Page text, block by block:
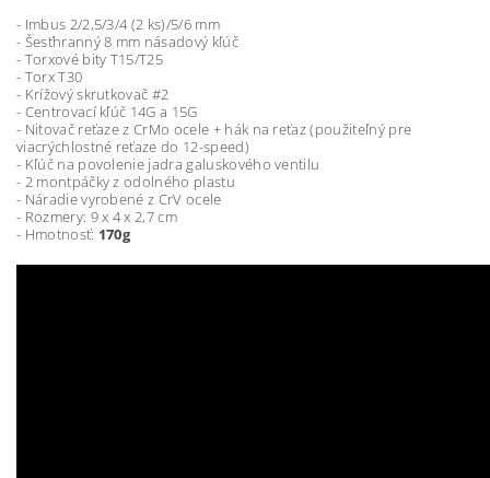
- Imbus 2/2,5/3/4 (2 ks)/5/6 mm
- Šesťhranný 8 mm násadový kľúč
- Torxové bity T15/T25
- Torx T30
- Krížový skrutkovač #2
- Centrovací kľúč 14G a 15G
- Nitovač reťaze z CrMo ocele + hák na reťaz (použiteľný pre
viacrýchlostné reťaze do 12-speed)
- Kľúč na povolenie jadra galuskového ventilu
- 2 montpáčky z odolného plastu
- Náradie vyrobené z CrV ocele
- Rozmery: 9 x 4 x 2,7 cm
- Hmotnosť: 170g